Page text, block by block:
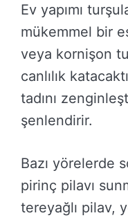
Ev yapımı
mükemmel bir
veya kornişon
canlılık
tadını
şenlendirir.
Bazı yörelerde
pirinç pilavı
tereyağlı pilav,